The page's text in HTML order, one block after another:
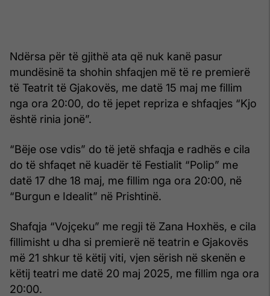
Ndërsa për të gjithë ata që nuk kanë pasur
mundësinë ta shohin shfaqjen më të re premierë
të Teatrit të Gjakovës, me datë 15 maj me fillim
nga ora 20:00, do të jepet repriza e shfaqjes “Kjo
është rinia jonë”.
“Bëje ose vdis” do të jetë shfaqja e radhës e cila
do të shfaqet në kuadër të Festialit “Polip” me
datë 17 dhe 18 maj, me fillim nga ora 20:00, në
“Burgun e Idealit” në Prishtinë.
Shafqja “Vojçeku” me regji të Zana Hoxhës, e cila
fillimisht u dha si premierë në teatrin e Gjakovës
më 21 shkur të këtij viti, vjen sërish në skenën e
këtij teatri me datë 20 maj 2025, me fillim nga ora
20:00.